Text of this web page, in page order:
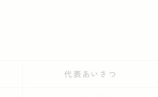
代表あいさつ